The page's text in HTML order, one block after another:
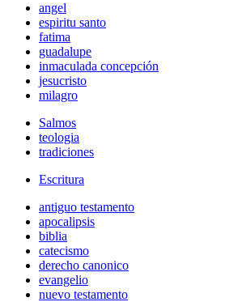
angel
espiritu santo
fatima
guadalupe
inmaculada concepción
jesucristo
milagro
Salmos
teologia
tradiciones
Escritura
antiguo testamento
apocalipsis
biblia
catecismo
derecho canonico
evangelio
nuevo testamento